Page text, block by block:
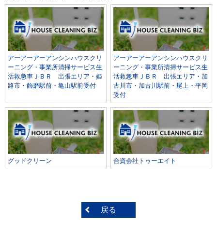
アーアーアーアンシンハウスクリ
ーニング・事業所清掃サービス生
活救急車ＪＢＲ 出張エリア・姫
路市・飾磨駅前・亀山駅前受付
アーアーアーアンシンハウスクリ
ーニング・事業所清掃サービス生
活救急車ＪＢＲ 出張エリア・加
古川市・加古川駅前・尾上・平岡
受付
グッドクリーン 合資会社トゥーエイト
戻る